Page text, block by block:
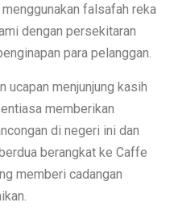
falsafah reka
dengan persekitaran
para pelanggan.
ucapan menjunjung kasih
memberikan
di negeri ini dan
berangkat ke Caffe
memberi cadangan